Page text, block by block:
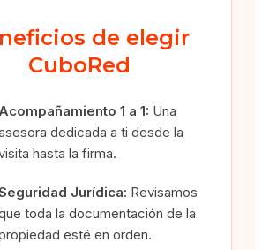
de elegir
CuboRed
Acompañamiento 1 a 1: Una
dedicada a ti desde la
hasta la firma.
Jurídica: Revisamos
toda la documentación de la
esté en orden.